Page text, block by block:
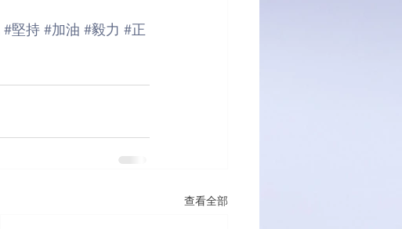
#堅持 #加油 #毅力 #正
查看全部